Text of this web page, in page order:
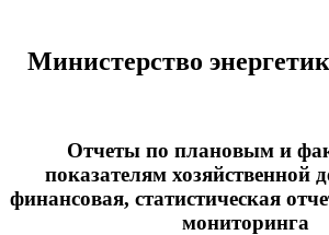
Министерство
Отчеты по плановым и
показателям хозяйственной
финансовая, статистическая
мониторинга